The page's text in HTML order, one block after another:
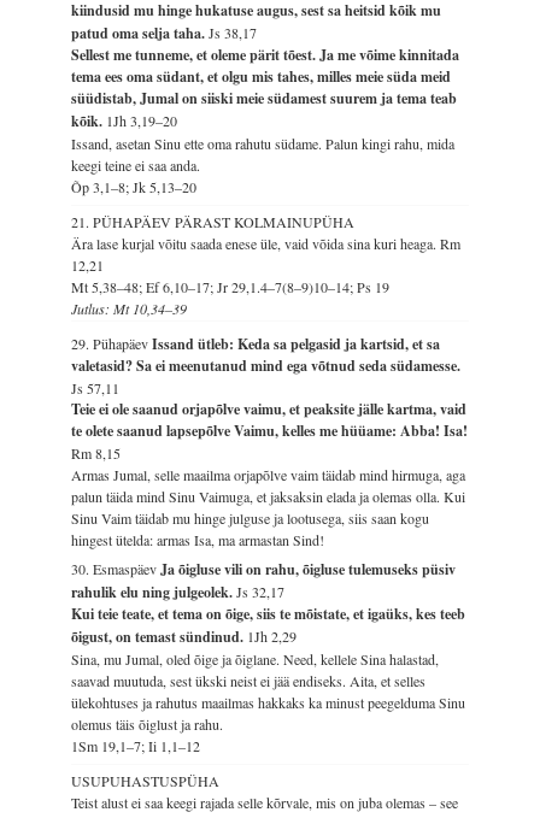
kiindusid mu hinge hukatuse augus, sest sa heitsid kõik mu
patud oma selja taha.Js 38,17
Sellest me tunneme, et oleme pärit tõest. Ja me võime kinnitada
tema ees oma südant, et olgu mis tahes, milles meie süda meid
süüdistab, Jumal on siiski meie südamest suurem ja tema teab
kõik. 1Jh 3,19–20
Issand, asetan Sinu ette oma rahutu südame. Palun kingi rahu, mida
keegi teine ei saa anda.
Õp 3,1–8; Jk 5,13–20
21. PÜHAPÄEV PÄRAST KOLMAINUPÜHA
Ära lase kurjal võitu saada enese üle, vaid võida sina kuri heaga.Rm
12,21
Mt 5,38–48; Ef 6,10–17; Jr 29,1.4–7(8–9)10–14; Ps 19
Jutlus: Mt 10,34–39
29. PühapäevIssand ütleb: Keda sa pelgasid ja kartsid, et sa
valetasid? Sa ei meenutanud mind ega võtnud seda südamesse.
Js 57,11
Teie ei ole saanud orjapõlve vaimu, et peaksite jälle kartma, vaid
te olete saanud lapsepõlve Vaimu, kelles me hüüame: Abba! Isa!
Rm 8,15
Armas Jumal, selle maailma orjapõlve vaim täidab mind hirmuga, aga
palun täida mind Sinu Vaimuga, et jaksaksin elada ja olemas olla. Kui
Sinu Vaim täidab mu hinge julguse ja lootusega, siis saan kogu
hingest ütelda: armas Isa, ma armastan Sind!
30. EsmaspäevJa õigluse vili on rahu, õigluse tulemuseks püsiv
rahulik elu ning julgeolek.Js 32,17
Kui teie teate, et tema on õige, siis te mõistate, et igaüks, kes teeb
õigust, on temast sündinud. 1Jh 2,29
Sina, mu Jumal, oled õige ja õiglane. Need, kellele Sina halastad,
saavad muutuda, sest ükski neist ei jää endiseks. Aita, et selles
ülekohtuses ja rahutus maailmas hakkaks ka minust peegelduma Sinu
olemus täis õiglust ja rahu.
1Sm 19,1–7; Ii 1,1–12
USUPUHASTUSPÜHA
Teist alust ei saa keegi rajada selle kõrvale, mis on juba olemas – see